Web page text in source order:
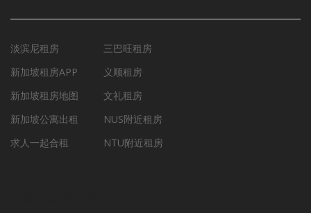
淡滨尼租房
新加坡租房APP
新加坡租房地图
新加坡公寓出租
求人一起合租
三巴旺租房
义顺租房
文礼租房
NUS附近租房
NTU附近租房